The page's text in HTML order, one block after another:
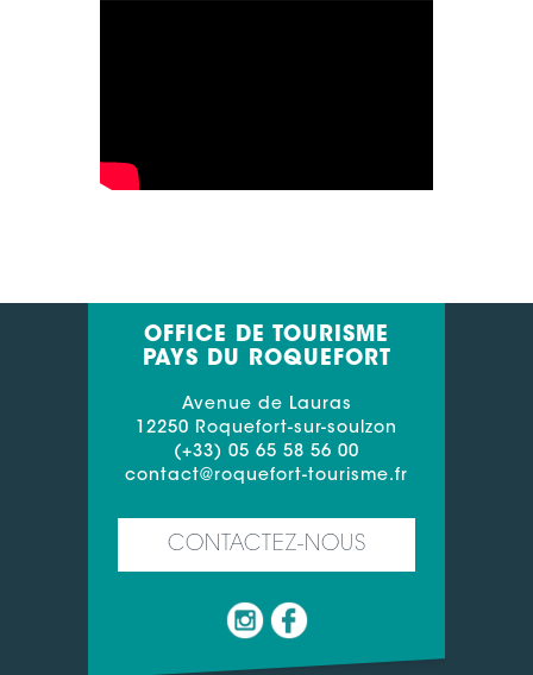
OFFICE DE TOURISME
PAYS DU ROQUEFORT
Avenue de Lauras
12250 Roquefort-sur-soulzon
(+33) 05 65 58 56 00
contact@roquefort-tourisme.fr
CONTACTEZ-NOUS